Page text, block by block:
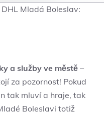
DHL Mladá Boleslav:
a služby ve městě –
za pozornost! Pokud
tak mluví a hraje, tak
Boleslavi totiž